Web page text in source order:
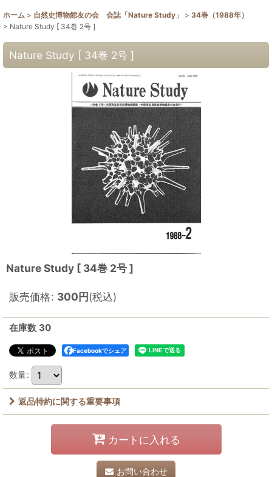
ホーム > 自然史博物館友の会 会誌「Nature Study」 > 34巻（1988年）
> Nature Study [ 34巻 2号 ]
Nature Study [ 34巻 2号 ]
Nature Study [ 34巻 2号 ]
販売価格: 300円(税込)
在庫数 30
Facebookでシェア
数量:
返品特約に関する重要事項
カートに入れる
お問い合わせ